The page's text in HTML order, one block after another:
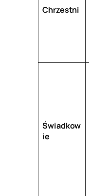
Chrzestni
Świadkow
ie